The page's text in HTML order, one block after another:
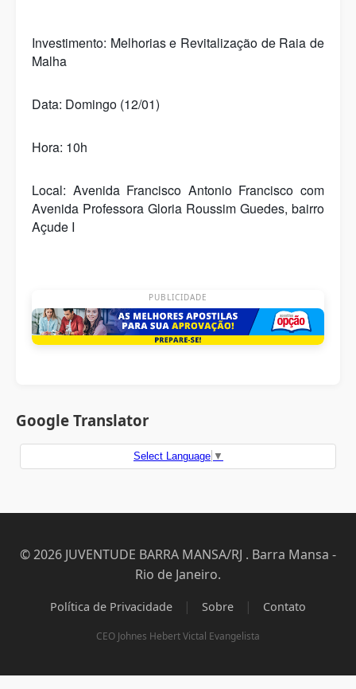
Investimento: Melhorias e Revitalização de Raia de
Malha
Data: Domingo (12/01)
Hora: 10h
Local: Avenida Francisco Antonio Francisco com
Avenida Professora Gloria Roussim Guedes, bairro
Açude I
PUBLICIDADE
Google Translator
Select Language ▼
© 2026 JUVENTUDE BARRA MANSA/RJ . Barra Mansa -
Rio de Janeiro.
Política de Privacidade | Sobre | Contato
CEO Johnes Hebert Victal Evangelista